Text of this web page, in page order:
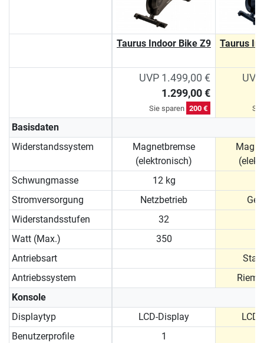
Taurus Indoor Bike Z9
Taurus
UVP 1.499,00 €
1.299,00 €
Sie sparen 200 €
Basisdaten
Widerstandssystem
Magnetbremse
(elektronisch)
Schwungmasse
12 kg
Stromversorgung
Netzbetrieb
Widerstandsstufen
32
Watt (Max.)
350
Antriebsart
Antriebssystem
Konsole
Displaytyp
LCD-Display
Benutzerprofile
1